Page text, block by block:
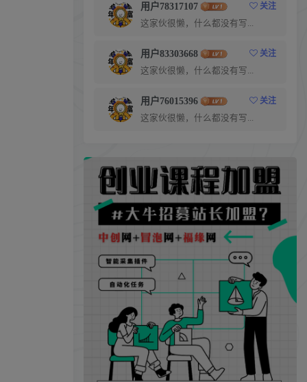
用户78317107
关注
这家伙很懒，什么都没有写...
用户83303668
关注
这家伙很懒，什么都没有写...
用户76015396
关注
这家伙很懒，什么都没有写...